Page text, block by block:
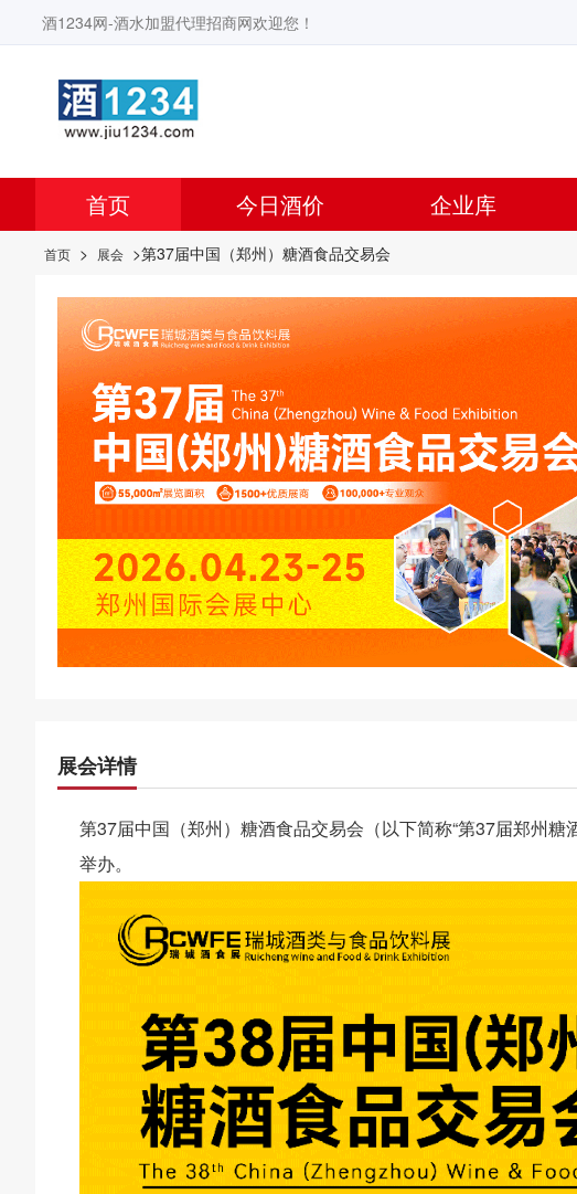
酒1234网-酒水加盟代理招商网欢迎您！
首页 今日酒价 企业库
首页 > 展会 >第37届中国（郑州）糖酒食品交易会
展会详情
第37届中国（郑州）糖酒食品交易会（以下简称“第37届郑州
举办。